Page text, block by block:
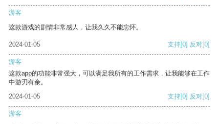
游客
这款游戏的剧情非常感人，让我久久不能忘怀。
2024-01-05 支持[0] 反对[0]
游客
这款app的功能非常强大，可以满足我所有的工作需求，让我能够在工作
中游刃有余。
2024-01-05
支持[0] 反对[0]
游客